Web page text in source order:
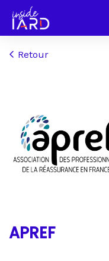
Retour
APREF